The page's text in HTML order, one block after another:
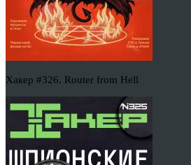
Хакер #326. Router from Hell